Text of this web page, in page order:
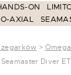
ON
AXIAL
zegarków > Omega
Diver